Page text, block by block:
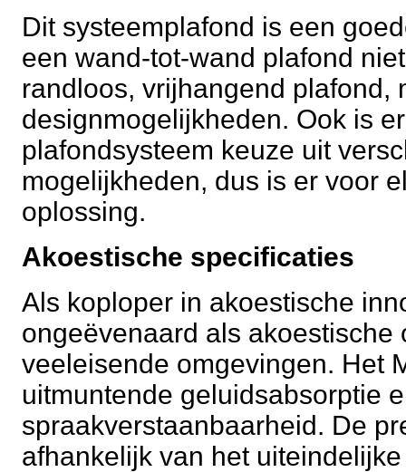
Dit systeemplafond is een
een wand-tot-wand plafond
randloos, vrijhangend plafond,
designmogelijkheden. Ook is
plafondsysteem keuze uit
mogelijkheden, dus is er voor
oplossing.
Akoestische specificaties
Als koploper in akoestische
ongeëvenaard als akoestische
veeleisende omgevingen. Het
uitmuntende geluidsabsorptie
spraakverstaanbaarheid. De
afhankelijk van het